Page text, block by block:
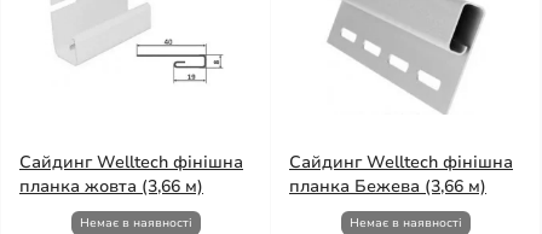
Сайдинг Welltech фінішна
планка жовта (3,66 м)
Немає в наявності
Сайдинг Welltech фінішна
планка Бежева (3,66 м)
Немає в наявності